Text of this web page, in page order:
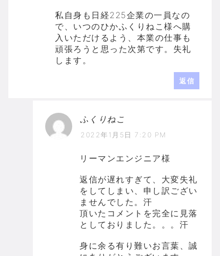
私自身も日経225企業の一員なの
で、いつのひかふくりねこ様へ購
入いただけるよう、本業の仕事も
頑張ろうと思った次第です。失礼
します。
返信
ふくりねこ
2022年1月5日 7:20 PM
リーマンエンジニア様
返信が遅れすぎて、大変失礼
をしてしまい、申し訳ござい
ませんでした。汗
頂いたコメントを完全に見落
としておりました。。。汗
身に余る有り難いお言葉、誠